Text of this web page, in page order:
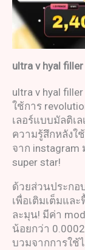
ultra v hyal
ultra v hyal
ใช้การ
เลอร์แบบมัลติเ
ความรู้สึกหลังใ
จาก
super star!
ด้วยส่วนประกอ
เพื่อเติมเต็มแล
ละมุน! มีค่า
น้อยกว่า
บวมจากการใช้